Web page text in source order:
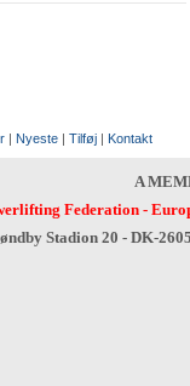
| Nyeste | Tilføj | Kontakt
A
Federation-
Stadion 20 - DK-